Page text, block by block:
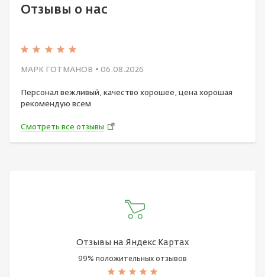
Отзывы о нас
МАРК ГОТМАНОВ • 06.08.2026
Персонал вежливый, качество хорошее, цена хорошая
рекомендую всем
Смотреть все отзывы
Отзывы на Яндекс Картах
99% положительных отзывов